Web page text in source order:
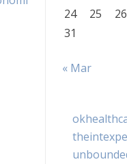
24
25 26
31
« Mar